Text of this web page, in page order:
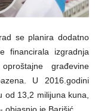
se planira dodatno
financirala izgradnja
građevine
U 2016.godini
od 13,2 milijuna kuna,